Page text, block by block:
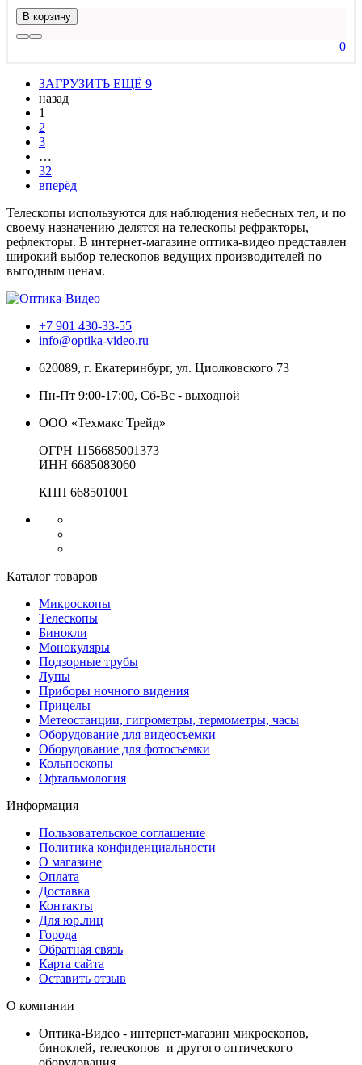
В корзину
0
ЗАГРУЗИТЬ ЕЩЁ 9
назад
1
2
3
…
32
вперёд
Телескопы используются для наблюдения небесных тел, и по
своему назначению делятся на телескопы рефракторы,
рефлекторы. В интернет-магазине оптика-видео представлен
широкий выбор телескопов ведущих производителей по
выгодным ценам.
+7 901 430-33-55
info@optika-video.ru
620089, г. Екатеринбург, ул. Циолковского 73
Пн-Пт 9:00-17:00, Сб-Вс - выходной
ООО «Техмакс Трейд»
ОГРН 1156685001373
ИНН 6685083060
КПП 668501001
Каталог товаров
Микроскопы
Телескопы
Бинокли
Монокуляры
Подзорные трубы
Лупы
Приборы ночного видения
Прицелы
Метеостанции, гигрометры, термометры, часы
Оборудование для видеосъемки
Оборудование для фотосъемки
Кольпоскопы
Офтальмология
Информация
Пользовательское соглашение
Политика конфиденциальности
О магазине
Оплата
Доставка
Контакты
Для юр.лиц
Города
Обратная связь
Карта сайта
Оставить отзыв
О компании
Оптика-Видео - интернет-магазин микроскопов,
биноклей, телескопов и другого оптического
оборудования.